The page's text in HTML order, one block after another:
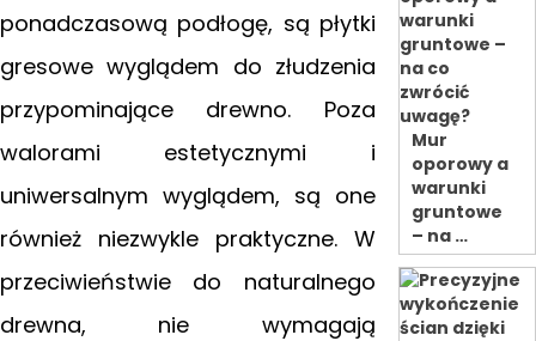
ponadczasową podłogę, są płytki
gresowe wyglądem do złudzenia
przypominające drewno. Poza
walorami estetycznymi i
uniwersalnym wyglądem, są one
również niezwykle praktyczne. W
przeciwieństwie do naturalnego
drewna, nie wymagają
Mur
oporowy a
warunki
gruntowe
– na …